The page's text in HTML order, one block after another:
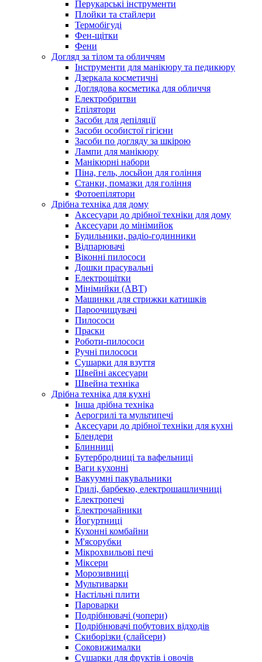
Перукарські інструменти
Плойки та стайлери
Термобігуді
Фен-щітки
Фени
Догляд за тілом та обличчям
Інструменти для манікюру та педикюру
Дзеркала косметичні
Доглядова косметика для обличчя
Електробритви
Епілятори
Засоби для депіляції
Засоби особистої гігієни
Засоби по догляду за шкірою
Лампи для манікюру
Манікюрні набори
Піна, гель, лосьйон для гоління
Станки, помазки для гоління
Фотоепілятори
Дрібна техніка для дому
Аксесуари до дрібної техніки для дому
Аксесуари до мінімийок
Будильники, радіо-годинники
Відпарювачі
Віконні пилососи
Дошки прасувальні
Електрощітки
Мінімийки (АВТ)
Машинки для стрижки катишків
Пароочищувачі
Пилососи
Праски
Роботи-пилососи
Ручні пилососи
Сушарки для взуття
Швейні аксесуари
Швейна техніка
Дрібна техніка для кухні
Інша дрібна техніка
Аерогрилі та мультипечі
Аксесуари до дрібної техніки для кухні
Блендери
Блинниці
Бутербродниці та вафельниці
Ваги кухонні
Вакуумні пакувальники
Грилі, барбекю, електрошашличниці
Електропечі
Електрочайники
Йогуртниці
Кухонні комбайни
М'ясорубки
Мікрохвильові печі
Міксери
Морозивниці
Мультиварки
Настільні плити
Пароварки
Подрібнювачі (чопери)
Подрібнювачі побутових відходів
Скиборізки (слайсери)
Соковижималки
Сушарки для фруктів і овочів